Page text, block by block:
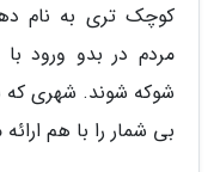
کوچک تری به نام
مردم در بدو ورود
شوکه شوند. شهری که
بی شمار را با هم